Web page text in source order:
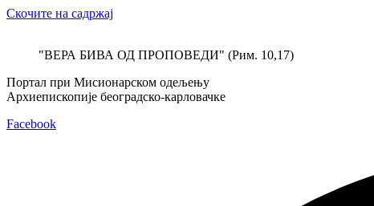
Скочите на садржај
"ВЕРА БИВА ОД ПРОПОВЕДИ" (Рим. 10,17)
Портал при Мисионарском одељењу
Архиепископије београдско-карловачке
Facebook